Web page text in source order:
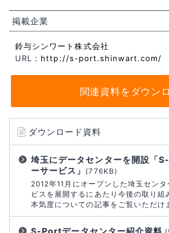
掲載企業
鈴与シンワート株式会社
URL： http://s-port.shinwart.com/
関連資料をダウン
ダウンロード資料
埼玉にデータセンターを開設「
ーサービス」
(776KB)
2012年11月にオープンした埼玉セン
ビスを展開するにあたり今後の取り組
本気度についての記事をご覧いただけ
S-Portデータセンター紹介資料